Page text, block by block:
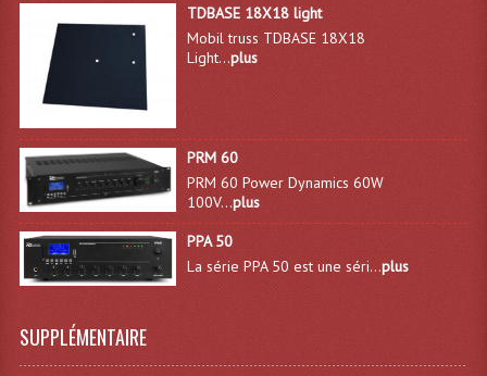
Table Mixages Et Contrôleurs & Consoles
Tables De Mixage DJ
Consoles Sono Et Studio
Consoles Numériques
Consoles Amplifiées
TDBASE 18X18 light
Mobil truss TDBASE 18X18
Light...plus
PRM 60
PRM 60 Power Dynamics 60W
100V...plus
PPA 50
La série PPA 50 est une séri...plus
SUPPLÉMENTAIRE